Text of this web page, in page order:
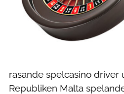
rasande spelcasino driver
Republiken Malta